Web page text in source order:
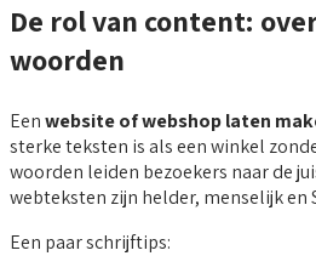
De rol van content:
woorden
Eenwebsite of webshop laten
sterke teksten is als een winkel
woorden leiden bezoekers naar de
webteksten zijn helder, menselijk en
Een paar schrijftips: